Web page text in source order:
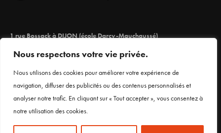
Nous respectons votre vie privée.
Nous utilisons des cookies pour améliorer votre expérience de
navigation, diffuser des publicités ou des contenus personnalisés et
analyser notre trafic. En cliquant sur « Tout accepter », vous consentez à
notre utilisation des cookies.
1 rue Bossack à DIJON (école Darcy-Mauchaussé)
03 80 66 71 98
Mentions légales